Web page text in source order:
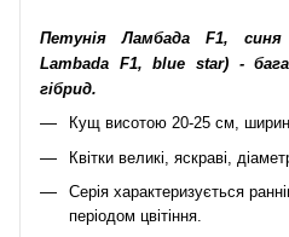
Петунія Ламбада F1, синя
Lambada F1, blue star) -
гібрид.
Кущ висотою 20-25 см,
Квітки великі, яскраві,
Серія характеризується
періодом цвітіння.